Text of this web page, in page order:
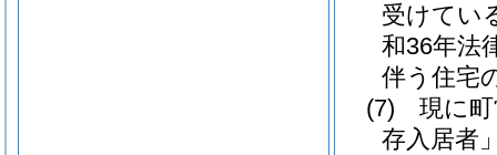
受けてい
和36年法
伴う住宅
(7)
現に
存入居者